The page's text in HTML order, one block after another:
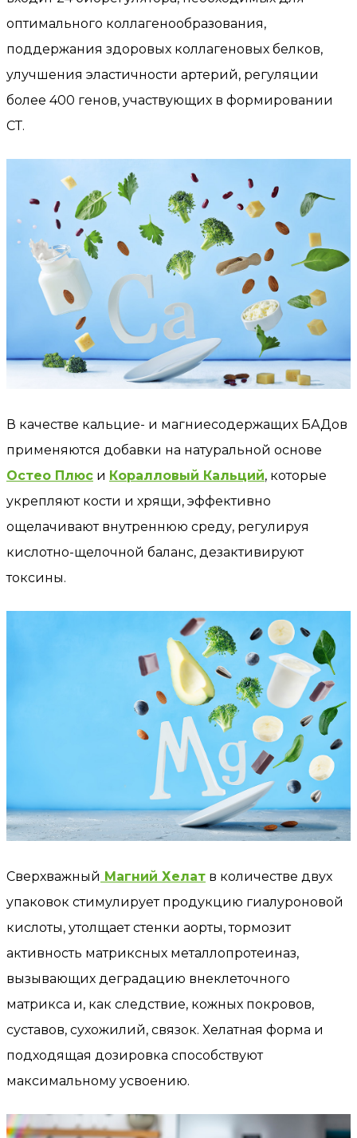
оптимального коллагенообразования,
поддержания здоровых коллагеновых белков,
улучшения эластичности артерий, регуляции
более 400 генов, участвующих в формировании
СТ.
В качестве кальцие- и магниесодержащих БАДов
применяются добавки на натуральной основе
Остео Плюс и Коралловый Кальций, которые
укрепляют кости и хрящи, эффективно
ощелачивают внутреннюю среду, регулируя
кислотно-щелочной баланс, дезактивируют
токсины.
Сверхважный Магний Хелат в количестве двух
упаковок стимулирует продукцию гиалуроновой
кислоты, утолщает стенки аорты, тормозит
активность матриксных металлопротеиназ,
вызывающих деградацию внеклеточного
матрикса и, как следствие, кожных покровов,
суставов, сухожилий, связок. Хелатная форма и
подходящая дозировка способствуют
максимальному усвоению.